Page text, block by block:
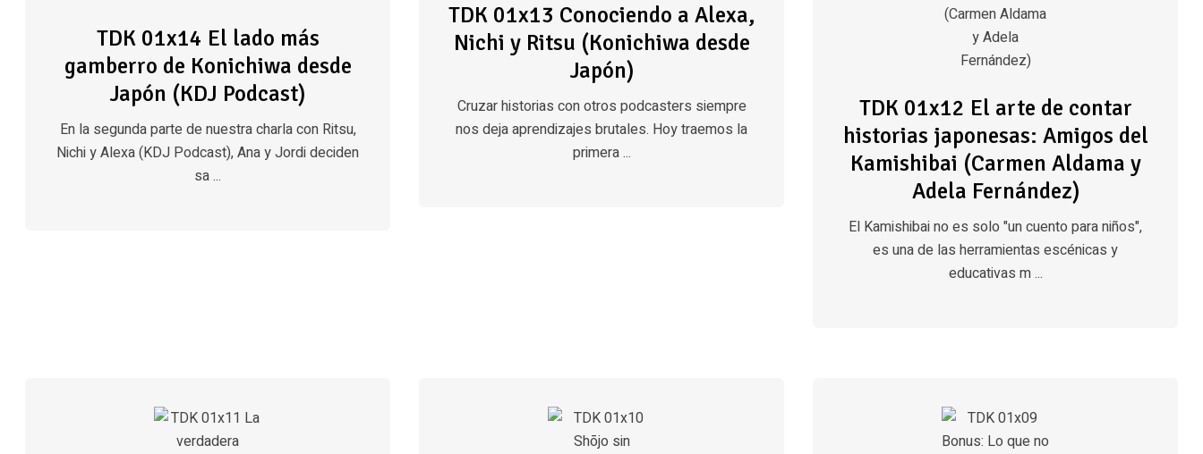
TDK 01x14 El lado más
gamberro de Konichiwa desde
Japón (KDJ Podcast)
En la segunda parte de nuestra charla con Ritsu,
Nichi y Alexa (KDJ Podcast), Ana y Jordi deciden
sa ...
TDK 01x13 Conociendo a Alexa,
Nichi y Ritsu (Konichiwa desde
Japón)
Cruzar historias con otros podcasters siempre
nos deja aprendizajes brutales. Hoy traemos la
primera ...
TDK 01x12 El arte de contar
historias japonesas: Amigos del
Kamishibai (Carmen Aldama y
Adela Fernández)
El Kamishibai no es solo "un cuento para niños",
es una de las herramientas escénicas y
educativas m ...